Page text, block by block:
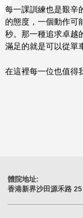
每一課訓練也是艱辛
的態度，一個動作可
秒。那一種追求卓越
滿足的就是可以從單
在這裡每一位也值得
體院地址:
香港新界沙田源禾路